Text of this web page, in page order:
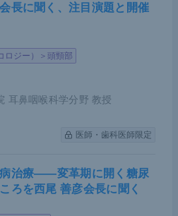
長に聞く、注目演題と開催
ロジー）＞頭頸部
耳鼻咽喉科学分野 教授
医師・歯科医師限定
治療――変革期に開く糖尿
ろを西尾 善彦会長に聞く